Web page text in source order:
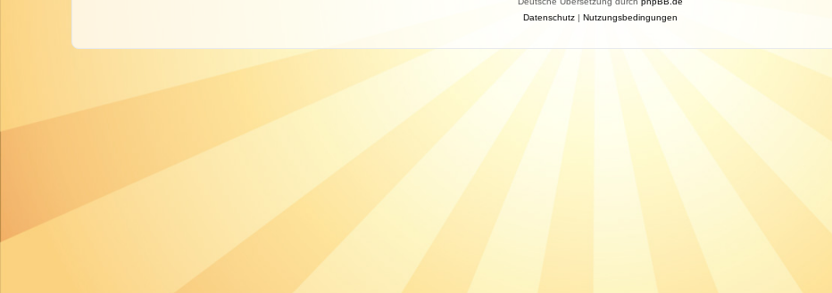
Datenschutz| Nutzungsbedingungen